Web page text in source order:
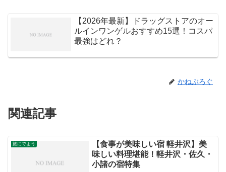
【2026年最新】ドラッグストアのオー
ルインワンゲルおすすめ15選！コスパ
最強はどれ？
かねぶろぐ
関連記事
旅にでよう
【食事が美味しい宿 軽井沢】美
味しい料理堪能！軽井沢・佐久・
小諸の宿特集